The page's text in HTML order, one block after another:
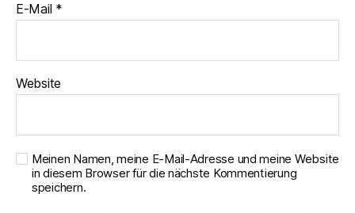
E-Mail *
Website
Meinen Namen, meine E-Mail-Adresse und meine Website
in diesem Browser für die nächste Kommentierung
speichern.